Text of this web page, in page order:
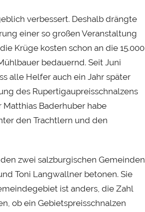
verbessert. Deshalb drängte
einer so großen Veranstaltung
Krüge kosten schon an die 15.000
bedauernd. Seit Juni
alle Helfer auch ein Jahr später
des Rupertigaupreisschnalzens
Baderhuber habe
den Trachtlern und den
zwei salzburgischen Gemeinden
Toni Langwallner betonen. Sie
ist anders, die Zahl
ob ein Gebietspreisschnalzen